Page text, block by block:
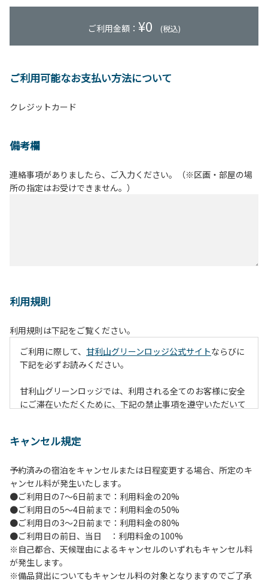
ご利用金額： ¥0 (税込)
ご利用可能なお支払い方法について
クレジットカード
備考欄
連絡事項がありましたら、ご入力ください。（※区画・部屋の場
所の指定はお受けできません。）
利用規則
利用規則は下記をご覧ください。
ご利用に際して、 甘利山グリーンロッジ公式サイトならびに
下記を必ずお読みください。
甘利山グリーンロッジでは、利用される全てのお客様に安全
にご滞在いただくために、下記の禁止事項を遵守いただいて
１.地面での直火による焚火等の火を使う行為
２.防火シートの未設置や消火対策を行わずに火を使う行為
（防火シートや消火グッズ等は無償で貸出します。）
３.夜間を通しての火の利用（消灯時間には原則、完全消火）
４.所定の場所以外での火の利用（喫煙含む）
５.強風時の野外での火の利用（管理者判断となります。）
６.花火
７.周囲に迷惑となるような行為（夜間の大声での談笑等）や
他人に嫌悪感を与えるような行為はお止めください。
キャンセル規定
予約済みの宿泊をキャンセルまたは日程変更する場合、所定のキ
ャンセル料が発生いたします。
●ご利用日の7～6日前まで：利用料金の20%
●ご利用日の5～4日前まで：利用料金の50%
●ご利用日の3～2日前まで：利用料金の80%
●ご利用日の前日、当日 ：利用料金の100%
※自己都合、天候理由によるキャンセルのいずれもキャンセル料
が発生します。
※備品貸出についてもキャンセル料の対象となりますのでご了承